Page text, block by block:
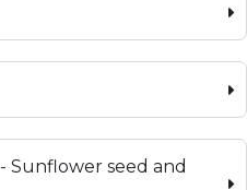
Sunflower seed and